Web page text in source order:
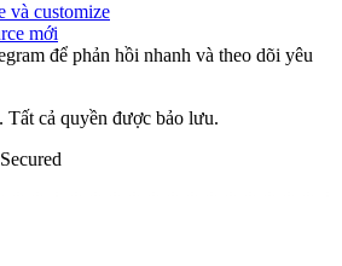
và customize
mới
để phản hồi nhanh và theo dõi yêu
cả quyền được bảo lưu.